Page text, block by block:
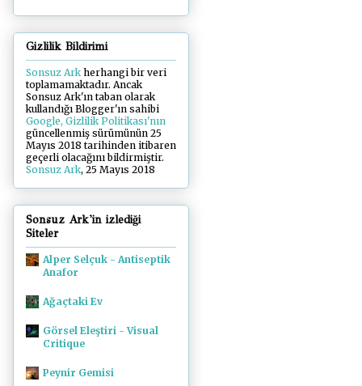
Gizlilik Bildirimi
Sonsuz Arkherhangi bir veri
toplamamaktadır. Ancak
Sonsuz Ark'ın taban olarak
kullandığı Blogger'ın sahibi
Google, Gizlilik Politikası'nın
güncellenmiş sürümünün 25
Mayıs 2018 tarihinden itibaren
geçerli olacağını bildirmiştir.
Sonsuz Ark, 25 Mayıs 2018
Sonsuz Ark'in izlediği
Siteler
Alper Selçuk - Antiseptik
Anafor
Ağaçtaki Ev
Görsel Eleştiri - Visual
Critique
Peynir Gemisi